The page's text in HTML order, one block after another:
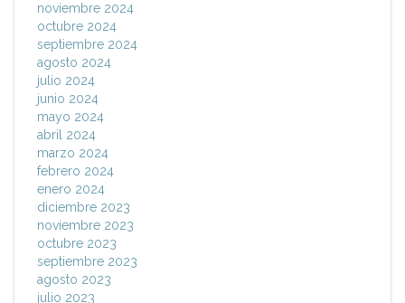
noviembre 2024
octubre 2024
septiembre 2024
agosto 2024
julio 2024
junio 2024
mayo 2024
abril 2024
marzo 2024
febrero 2024
enero 2024
diciembre 2023
noviembre 2023
octubre 2023
septiembre 2023
agosto 2023
julio 2023